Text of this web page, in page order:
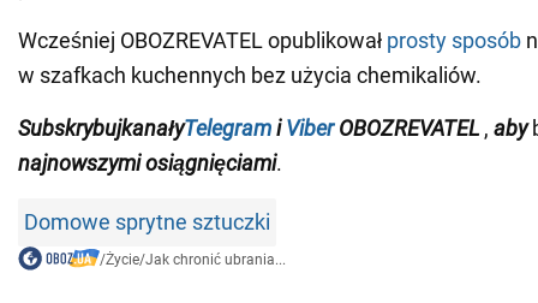
Wcześniej OBOZREVATEL opublikował prosty sposób
w szafkach kuchennych bez użycia chemikaliów.
SubskrybujkanałyTelegramiViberOBOZREVATEL , aby
najnowszymiosiągnięciami.
Domowe sprytne sztuczki
/Życie/Jak chronić ubrania...